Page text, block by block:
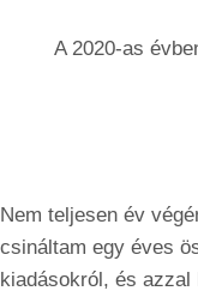
A 2020-as
Nem teljesen év
csináltam egy éves
kiadásokról, és